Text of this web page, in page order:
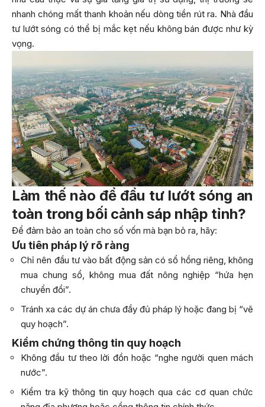
nhanh chóng mất thanh khoản nếu dòng tiền rút ra. Nhà đầu
tư lướt sóng có thể bị mắc kẹt nếu không bán được như kỳ
vọng.
Làm thế nào để đầu tư lướt sóng an
toàn trong bối cảnh sáp nhập tỉnh?
Để đảm bảo an toàn cho số vốn mà bạn bỏ ra, hãy:
Ưu tiên pháp lý rõ ràng
Chỉ nên đầu tư vào bất động sản có sổ hồng riêng, không
mua chung sổ, không mua đất nông nghiệp “hứa hẹn
chuyển đổi”.
Tránh xa các dự án chưa đầy đủ pháp lý hoặc đang bị “vẽ
quy hoạch”.
Kiểm chứng thông tin quy hoạch
Không đầu tư theo lời đồn hoặc “nghe người quen mách
nước”.
Kiểm tra kỹ thông tin quy hoạch qua các cơ quan chức